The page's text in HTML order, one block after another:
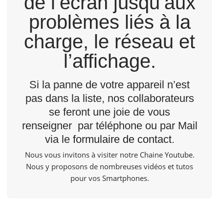
problèmes liés à la
charge, le réseau et
l’affichage.
Si la panne de votre appareil n’est
pas dans la liste, nos collaborateurs
se feront une joie de vous
renseigner par téléphone ou par Mail
via le formulaire de contact.
Nous vous invitons à visiter notre Chaine Youtube.
Nous y proposons de nombreuses vidéos et tutos
pour vos Smartphones.